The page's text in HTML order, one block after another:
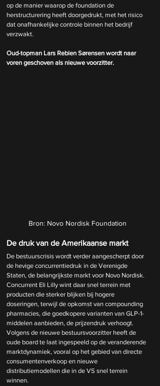
op de manier waarop de foundation de
herstructurering heeft doorgedrukt, met het risico
dat onafhankelijke controle binnen het bedrijf
verzwakt.
Oud-topman Lars Rebien Sørensen wordt naar
voren geschoven als nieuwe voorzitter.
Bron: Novo Nordisk Foundation
De druk van de Amerikaanse markt
De bestuurscrisis wordt verder aangescherpt door
de hevige concurrentiedruk in de Verenigde
Staten, de belangrijkste markt voor Novo Nordisk.
Concurrent Eli Lilly wint daar snel terrein met
producten die sterker blijken bij hogere
doseringen, terwijl de opkomst van compounding
pharmacies, die goedkopere varianten van GLP-1-
middelen aanbieden, de prijzendruk verhoogt.
Volgens de nieuwe bestuursvoorzitter heeft de
oude board te laat ingespeeld op de veranderende
marktdynamiek, vooral op het gebied van directe
consumentenverkoop en nieuwe
distributiemodellen die in de VS snel terrein
winnen.